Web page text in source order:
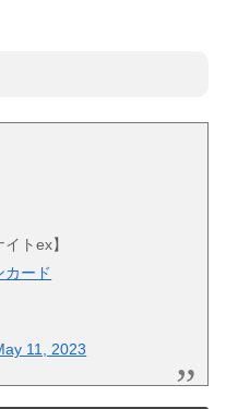
トex】
カード
11, 2023